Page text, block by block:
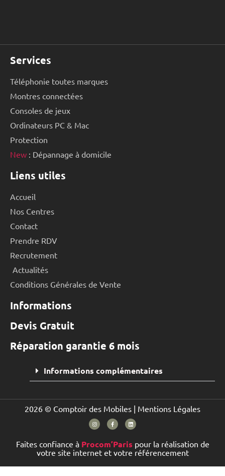
Services
Téléphonie toutes marques
Montres connectées
Consoles de jeux
Ordinateurs PC & Mac
Protection
New : Dépannage à domicile
Liens utiles
Accueil
Nos Centres
Contact
Prendre RDV
Recrutement
Actualités
Conditions Générales de Vente
Informations
Devis Gratuit
Réparation garantie 6 mois
Informations complémentaires
2026 © Comptoir des Mobiles | Mentions Légales
Faites confiance à Procom’Paris pour la réalisation de
votre site internet et votre référencement